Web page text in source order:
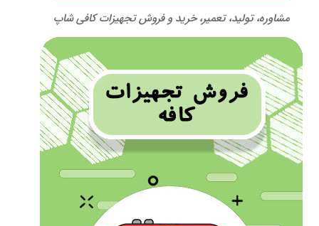
مشاوره، تولید، تعمیر، خرید و فروش تجهیزات کافی شاپ